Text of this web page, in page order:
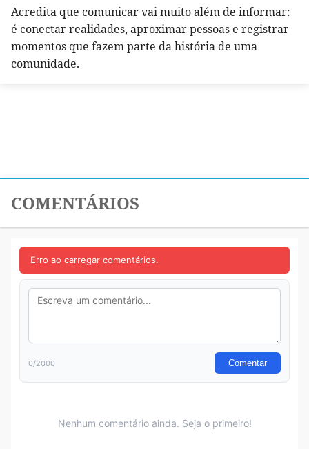
Acredita que comunicar vai muito além de informar:
é conectar realidades, aproximar pessoas e registrar
momentos que fazem parte da história de uma
comunidade.
COMENTÁRIOS